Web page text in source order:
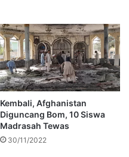
Kembali, Afghanistan
Diguncang Bom, 10 Siswa
Madrasah Tewas
30/11/2022